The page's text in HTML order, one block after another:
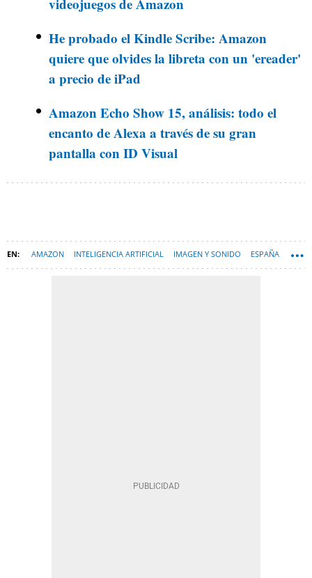
He probado el Kindle Scribe: Amazon
quiere que olvides la libreta con un 'ereader'
a precio de iPad
Amazon Echo Show 15, análisis: todo el
encanto de Alexa a través de su gran
pantalla con ID Visual
AMAZON INTELIGENCIA ARTIFICIAL IMAGEN Y SONIDO ESPAÑA